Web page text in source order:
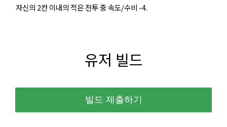
자신의 2칸 이내의 적은 전투 중 속도/수비 -4.
유저 빌드